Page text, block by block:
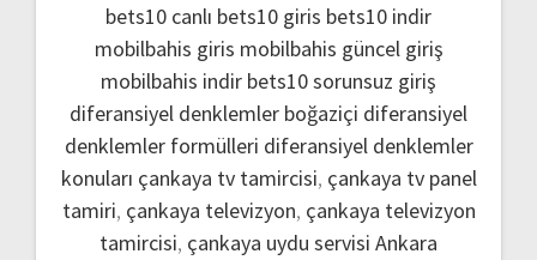
bets10 canlı bets10 giris bets10 indir
mobilbahis giris mobilbahis güncel giriş
mobilbahis indir bets10 sorunsuz giriş
diferansiyel denklemler boğaziçi diferansiyel
denklemler formülleri diferansiyel denklemler
konuları çankaya tv tamircisi, çankaya tv panel
tamiri, çankaya televizyon, çankaya televizyon
tamircisi, çankaya uydu servisi Ankara